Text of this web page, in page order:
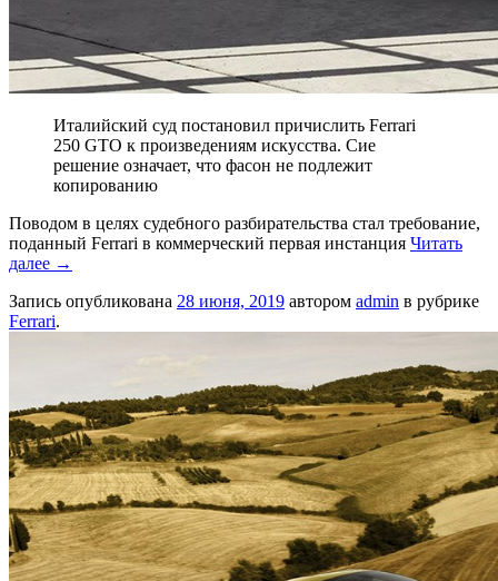
Италийский суд постановил причислить Ferrari
250 GTO к произведениям искусства. Сие
решение означает, что фасон не подлежит
копированию
Поводом в целях судебного разбирательства стал требование,
поданный Ferrari в коммерческий первая инстанция Читать
далее →
Запись опубликована 28 июня, 2019 автором admin в рубрике
Ferrari.